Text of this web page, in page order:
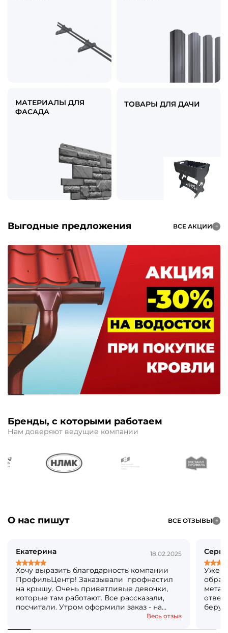
МАТЕРИАЛЫ ДЛЯ
ФАСАДА
ТОВАРЫ ДЛЯ ДАЧИ
Выгодные предложения ВСЕ АКЦИИ
Бренды, с которыми работаем
Нам доверяют ведущие компании
О нас пишут ВСЕ ОТЗЫВЫ
Екатерина 18.02.2025
Хочу выразить благодарность компании
ПрофильЦентр! Заказывали профнастил
на крышу. Очень приветливые девочки,
которые там работают. Все рассказали,
посчитали. Утром оформили заказ - на
следующий день уже все было готово!Весь отзыв
Уже